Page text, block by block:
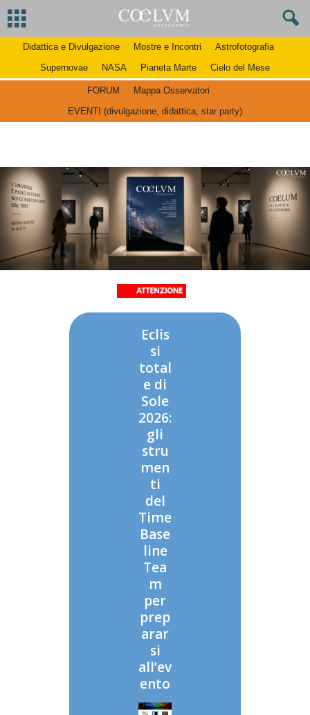
Didattica e Divulgazione Mostre e Incontri
Astrofotografia
Supernovae
NASA Pianeta Marte Cielo del Mese
FORUM
Mappa Osservatori
EVENTI (divulgazione, didattica, star party)
Eclis
si
total
e di
Sole
2026:
gli
stru
men
ti
del
Time
Base
line
Tea
m
per
prep
arar
si
all’ev
ento